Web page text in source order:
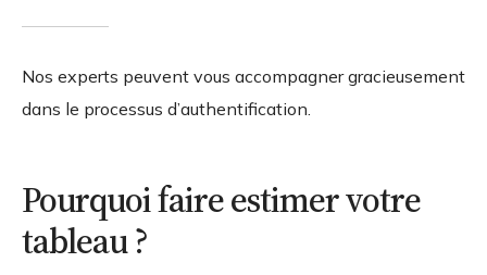
Nos experts peuvent vous accompagner gracieusement
dans le processus d’authentification.
Pourquoi faire estimer votre
tableau ?